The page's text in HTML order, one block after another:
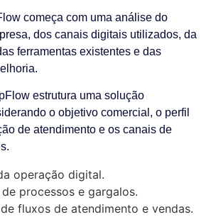
começa com uma análise do
dos canais digitais utilizados, da
ferramentas existentes e das
estrutura uma solução
o objetivo comercial, o perfil
de atendimento e os canais de
operação digital.
processos e gargalos.
fluxos de atendimento e vendas.